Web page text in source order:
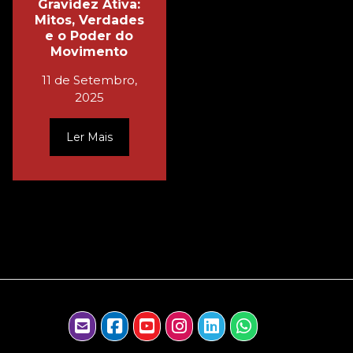
Gravidez Ativa:
Mitos, Verdades
e o Poder do
Movimento
11 de Setembro,
2025
Ler Mais